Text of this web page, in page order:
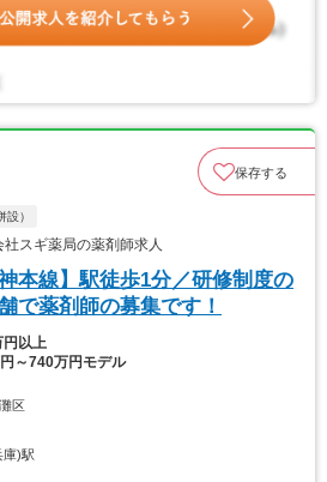
保存する
設）
スギ薬局の薬剤師求人
本線】駅徒歩1分／研修制度の
で薬剤師の募集です！
円以上
円～740万円モデル
区
庫)駅